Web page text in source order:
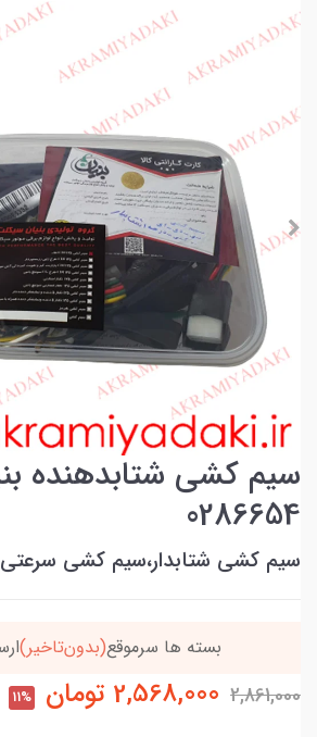
سیم کشی شتابدهنده
0286654
سیم کشی شتابدار،سیم کشی سرعتی
بسته ها سرموقع(بدون‌تاخیر)
2,861,000
2,568,000 تومان 11%